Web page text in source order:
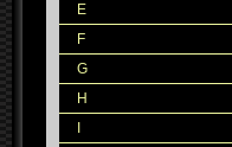
E
F
G
H